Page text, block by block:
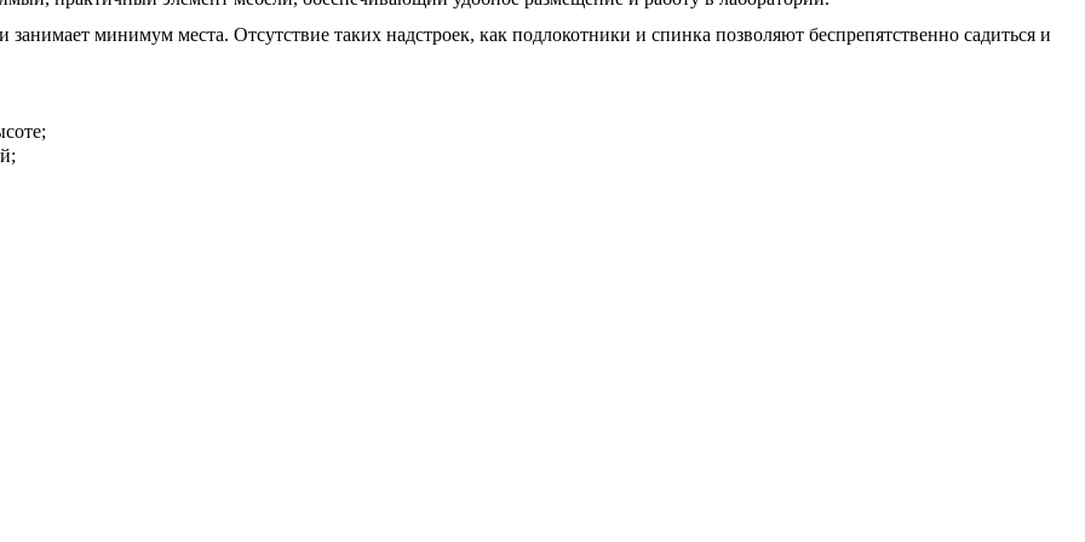
минимум места. Отсутствие таких надстроек, как подлокотники и спинка позволяют беспрепятственно садиться и